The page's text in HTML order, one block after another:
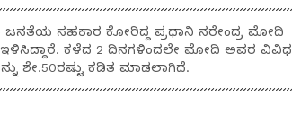
ಜನತೆಯ ಸಹಕಾರ ಕೋರಿದ್ದ ಪ್ರಧಾನಿ ನರೇಂದ್ರ ಮೋದಿ
ಕಳೆದ 2 ದಿನಗಳಿಂದಲೇ ಮೋದಿ ಅವರ ವಿವಿಧ
ಶೇ.50ರಷ್ಟು ಕಡಿತ ಮಾಡಲಾಗಿದೆ.